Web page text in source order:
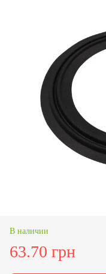
В наличии
63.70 грн